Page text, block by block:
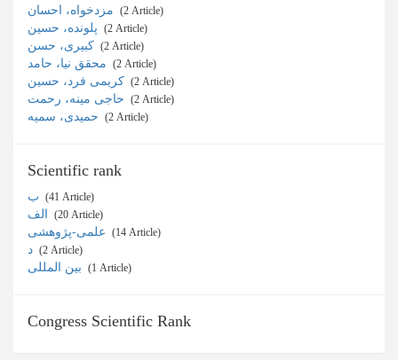
‎ (2 Article)
‎ (2 Article)
‎ (2 Article)
‎ (2 Article)
‎ (2 Article)
‎ (2 Article)
‎ (2 Article)
Scientific rank
‎ (41 Article)
‎ (20 Article)
‎ (14 Article)
‎ (2 Article)
‎ (1 Article)
Congress Scientific Rank